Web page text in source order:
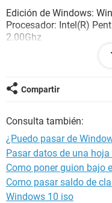
Edición de Windows:
Procesador: Intel(R)
2.00Ghz
Memoria instalada
Tipo de sistema:
También me fijé en
Name: Windows 10 Pro
Version: 10.0.14393
Service Pack: -
Type: Multiprocessor
Install. Date: jueves, 7
Processor: Your CPU
systems.
Compartir
Consulta también:
¿Puedo pasar de
Pasar datos de una
Como poner guion bajo
Como pasar saldo de
Windows 10 iso